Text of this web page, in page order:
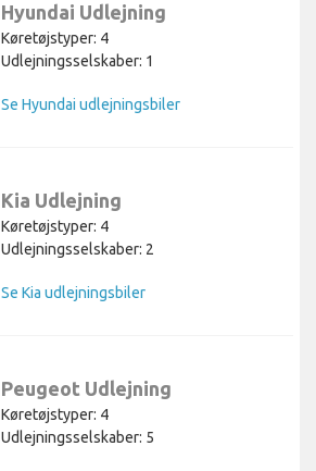
Hyundai Udlejning
Køretøjstyper: 4
Udlejningsselskaber: 1
Se Hyundai udlejningsbiler
Kia Udlejning
Køretøjstyper: 4
Udlejningsselskaber: 2
Se Kia udlejningsbiler
Peugeot Udlejning
Køretøjstyper: 4
Udlejningsselskaber: 5